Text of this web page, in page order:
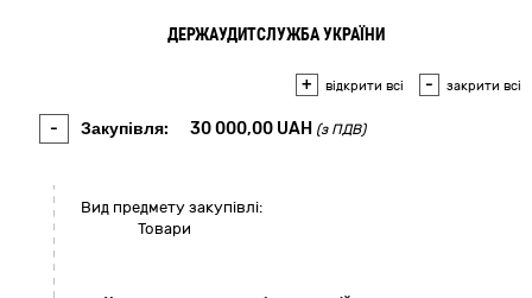
ДЕРЖАУДИТСЛУЖБА УКРАЇНИ
+ відкрити всі - закрити всі
- Закупівля: 30 000,00 UAH (з ПДВ)
Вид предмету закупівлі:
Товари